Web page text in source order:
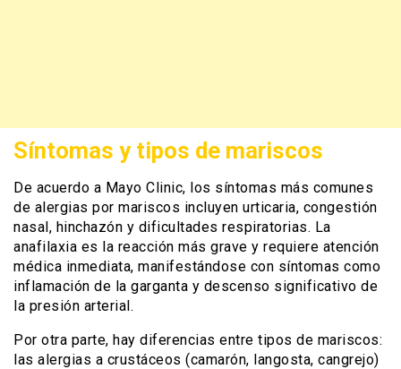
Síntomas y tipos de mariscos
De acuerdo a Mayo Clinic, los síntomas más comunes
de alergias por mariscos incluyen urticaria, congestión
nasal, hinchazón y dificultades respiratorias. La
anafilaxia es la reacción más grave y requiere atención
médica inmediata, manifestándose con síntomas como
inflamación de la garganta y descenso significativo de
la presión arterial.
Por otra parte, hay diferencias entre tipos de mariscos:
las alergias a crustáceos (camarón, langosta, cangrejo)